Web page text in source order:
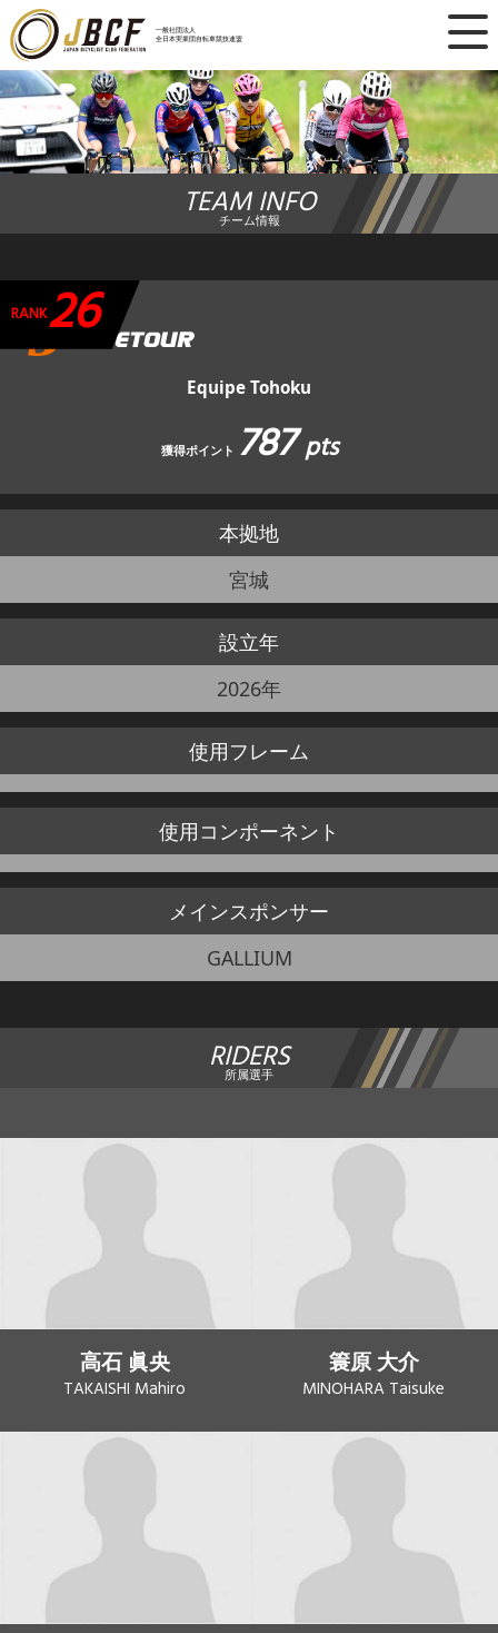
一般社団法人
全日本実業団自転車競技連盟
×
ニュース
レース日程
ランキング
競技ガイド
加盟・登録
エントリー
JBCF ROAD SERIESとは
TEAM INFO
チーム情報
Equipe Tohoku
獲得ポイント 787pts
RANK26
本拠地
宮城
設立年
2026年
使用フレーム
使用コンポーネント
メインスポンサー
GALLIUM
RIDERS
所属選手
高石 眞央
TAKAISHI Mahiro
簑原 大介
MINOHARA Taisuke